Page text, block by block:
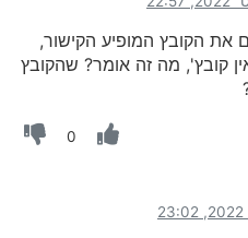
את הקובץ המופיע הקישור,
קובץ', מה זה אומר? שהקובץ
0